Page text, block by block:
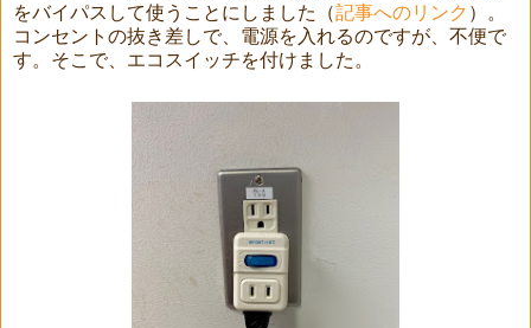
をバイパスして使うことにしました（記事へのリンク ）。
コンセントの抜き差しで、電源を入れるのですが、不便で
す。そこで、エコスイッチを付けました。